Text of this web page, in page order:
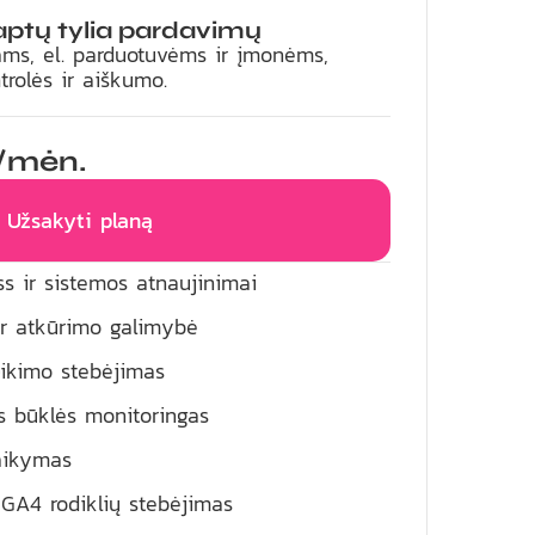
tylia pardavimų
el. parduotuvėms ir įmonėms,
ir aiškumo.
Užsakyti planą
ir sistemos atnaujinimai
atkūrimo galimybė
stebėjimas
būklės monitoringas
rodiklių stebėjimas